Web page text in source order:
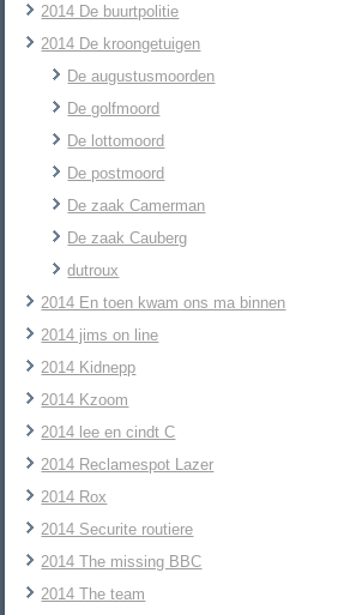
2014 De buurtpolitie
2014 De kroongetuigen
De augustusmoorden
De golfmoord
De lottomoord
De postmoord
De zaak Camerman
De zaak Cauberg
dutroux
2014 En toen kwam ons ma binnen
2014 jims on line
2014 Kidnepp
2014 Kzoom
2014 lee en cindt C
2014 Reclamespot Lazer
2014 Rox
2014 Securite routiere
2014 The missing BBC
2014 The team